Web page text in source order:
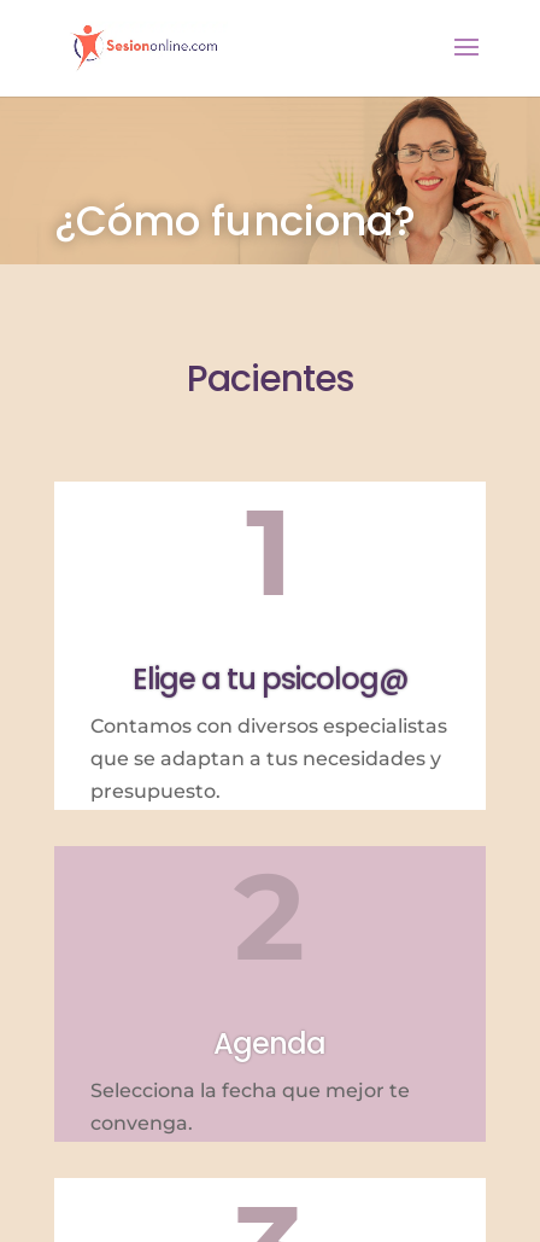
¿Cómo funciona?
Pacientes
1
Elige a tu psicolog@
Contamos con diversos especialistas
que se adaptan a tus necesidades y
presupuesto.
2
Agenda
Selecciona la fecha que mejor te
convenga.